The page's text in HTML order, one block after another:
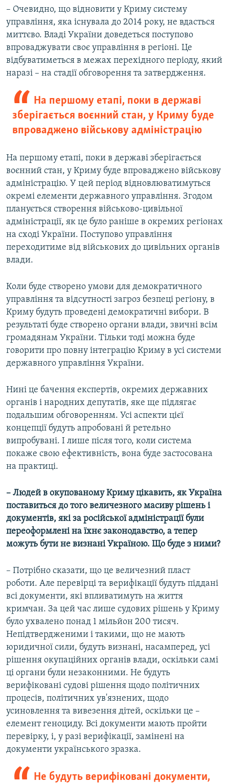
– Очевидно, що відновити у Криму систему
управління, яка існувала до 2014 року, не вдасться
миттєво. Владі України доведеться поступово
впроваджувати своє управління в регіоні. Це
відбуватиметься в межах перехідного періоду, який
наразі – на стадії обговорення та затвердження.
На першому етапі, поки в державі
зберігається воєнний стан, у Криму буде
впроваджено військову адміністрацію
На першому етапі, поки в державі зберігається
воєнний стан, у Криму буде впроваджено військову
адміністрацію. У цей період відновлюватимуться
окремі елементи державного управління. Згодом
планується створення військово-цивільної
адміністрації, як це було раніше в окремих регіонах
на сході України. Поступово управління
переходитиме від військових до цивільних органів
влади.
Коли буде створено умови для демократичного
управління та відсутності загроз безпеці регіону, в
Криму будуть проведені демократичні вибори. В
результаті буде створено органи влади, звичні всім
громадянам України. Тільки тоді можна буде
говорити про повну інтеграцію Криму в усі системи
державного управління України.
Нині це бачення експертів, окремих державних
органів і народних депутатів, яке ще підлягає
подальшим обговоренням. Усі аспекти цієї
концепції будуть апробовані й ретельно
випробувані. І лише після того, коли система
покаже свою ефективність, вона буде застосована
на практиці.
– Людей в окупованому Криму цікавить, як Україна
поставиться до того величезного масиву рішень і
документів, які за російської адміністрації були
переоформлені на їхнє законодавство, а тепер
можуть бути не визнані Україною. Що буде з ними?
– Потрібно сказати, що це величезний пласт
роботи. Але перевірці та верифікації будуть піддані
всі документи, які впливатимуть на життя
кримчан. За цей час лише судових рішень у Криму
було ухвалено понад 1 мільйон 200 тисяч.
Непідтвердженими і такими, що не мають
юридичної сили, будуть визнані, насамперед, усі
рішення окупаційних органів влади, оскільки самі
ці органи були незаконними. Не будуть
верифіковані судові рішення щодо політичних
процесів, політичних ув'язнених, щодо
усиновлення та вивезення дітей, оскільки це –
елемент геноциду. Всі документи мають пройти
перевірку, і, у разі верифікації, замінені на
документи українського зразка.
Не будуть верифіковані документи,